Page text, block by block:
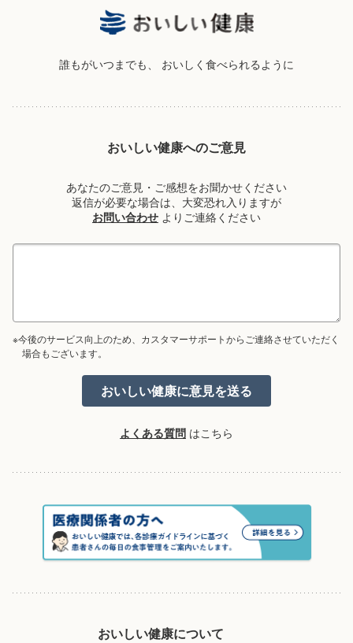
誰もがいつまでも、 おいしく食べられるように
おいしい健康へのご意見
あなたのご意見・ご感想をお聞かせください
返信が必要な場合は、大変恐れ入りますが
お問い合わせ よりご連絡ください
※今後のサービス向上のため、カスタマーサポートからご連絡させていただく
場合もございます。
よくある質問 はこちら
おいしい健康について